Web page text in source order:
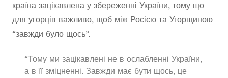
країна зацікавлена у збереженні України, тому що
для угорців важливо, щоб між Росією та Угорщиною
“завжди було щось”.
“Тому ми зацікавлені не в ослабленні України,
а в її зміцненні. Завжди має бути щось, це